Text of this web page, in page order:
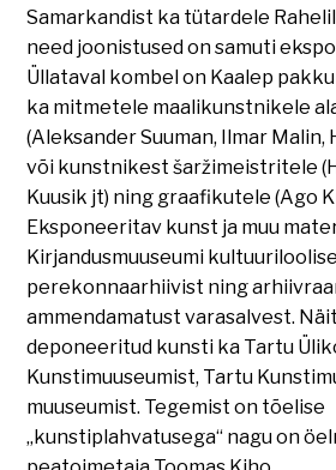
Samarkandist ka tütardele
need joonistused on samuti
Üllataval kombel on Kaalep
ka mitmetele maalikunstnikele
(Aleksander Suuman, Ilmar
või kunstnikest šaržimeistritele
Kuusik jt) ning graafikutele (Ago
Eksponeeritav kunst ja muu
Kirjandusmuuseumi
perekonnaarhiivist ning
ammendamatust varasalvest.
deponeeritud kunsti ka Tartu
Kunstimuuseumist, Tartu
muuseumist. Tegemist on tõelise
„kunstiplahvatusega“ nagu on